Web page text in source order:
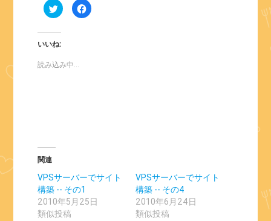
ク
リ
し
て
Twitter
共
有
Facebook
で
ン
ド
開
いいね:
読み込み中...
関連
VPSサーバーでサイト
構築 -- その1
2010年5月25日
類似投稿
VPSサーバーでサイト
構築 -- その4
2010年6月24日
類似投稿